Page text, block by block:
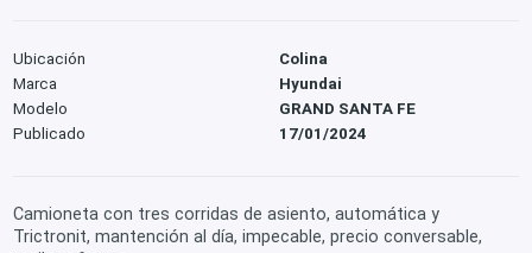
Ubicación
Colina
Marca
Hyundai
Modelo
GRAND SANTA FE
Publicado
17/01/2024
Camioneta con tres corridas de asiento, automática y
Trictronit, mantención al día, impecable, precio conversable,